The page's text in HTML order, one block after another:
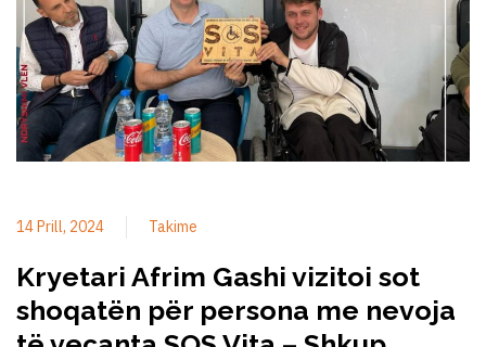
14 Prill, 2024 Takime
Kryetari Afrim Gashi vizitoi sot
shoqatën për persona me nevoja